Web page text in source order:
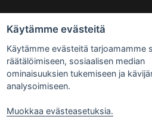
Käytämme evästeitä
Käytämme evästeitä tarjoamamme
räätälöimiseen, sosiaalisen median
ominaisuuksien tukemiseen ja
analysoimiseen.
Muokkaa evästeasetuksia.